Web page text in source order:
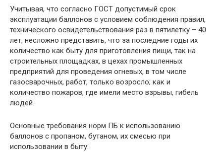
Учитывая, что согласно ГОСТ допустимый срок
эксплуатации баллонов с условием соблюдения правил,
технического освидетельствования раз в пятилетку – 40
лет, несложно представить, что за последние годы их
количество как быту для приготовления пищи, так на
строительных площадках, в цехах промышленных
предприятий для проведения огневых, в том числе
газосварочных, работ, только возросло; как и
количество пожаров, где имели место взрывы, гибель
людей.
Основные требования норм ПБ к использованию
баллонов с пропаном, бутаном, их смесью при
использовании в быту: